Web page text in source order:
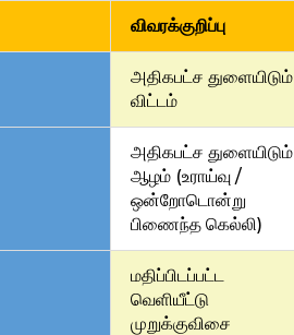
விவரக்குறிப்பு
அதிகபட்ச துளையிடும்
விட்டம்
அதிகபட்ச துளையிடும்
ஆழம் (உராய்வு /
ஒன்றோடொன்று
பிணைந்த கெல்லி)
மதிப்பிடப்பட்ட
வெளியீட்டு
முறுக்குவிசை